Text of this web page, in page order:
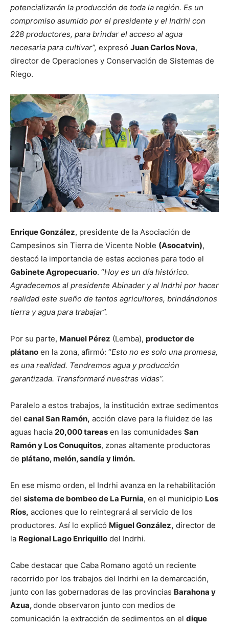
potencializarán la producción de toda la región. Es un
compromiso asumido por el presidente y el Indrhi con
228 productores, para brindar el acceso al agua
necesaria para cultivar”, expresó Juan Carlos Nova,
director de Operaciones y Conservación de Sistemas de
Riego.
Enrique González, presidente de la Asociación de
Campesinos sin Tierra de Vicente Noble (Asocatvin),
destacó la importancia de estas acciones para todo el
Gabinete Agropecuario. “Hoy es un día histórico.
Agradecemos al presidente Abinader y al Indrhi por hacer
realidad este sueño de tantos agricultores, brindándonos
tierra y agua para trabajar”.
Por su parte, Manuel Pérez (Lemba), productor de
plátano en la zona, afirmó: “Esto no es solo una promesa,
es una realidad. Tendremos agua y producción
garantizada. Transformará nuestras vidas”.
Paralelo a estos trabajos, la institución extrae sedimentos
del canal San Ramón, acción clave para la fluidez de las
aguas hacia 20,000 tareas en las comunidades San
Ramón y Los Conuquitos, zonas altamente productoras
de plátano, melón, sandía y limón.
En ese mismo orden, el Indrhi avanza en la rehabilitación
del sistema de bombeo de La Furnia, en el municipio Los
Ríos, acciones que lo reintegrará al servicio de los
productores. Así lo explicó Miguel González, director de
la Regional Lago Enriquillo del Indrhi.
Cabe destacar que Caba Romano agotó un reciente
recorrido por los trabajos del Indrhi en la demarcación,
junto con las gobernadoras de las provincias Barahona y
Azua,donde observaron junto con medios de
comunicación la extracción de sedimentos en el dique